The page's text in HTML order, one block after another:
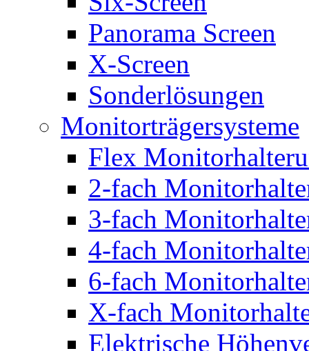
Panorama Screen
X-Screen
Sonderlösungen
Monitorträgersysteme
Flex
2-fach
3-fach
4-fach
6-fach
X-fach
Elektrische